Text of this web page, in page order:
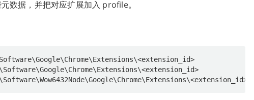
数据，并把对应扩展加入 profile。